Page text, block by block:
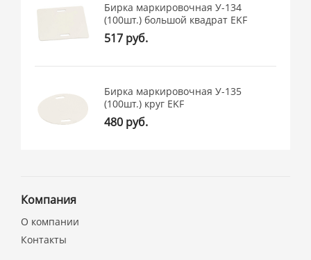
Бирка маркировочная У-134
(100шт.) большой квадрат EKF
517 руб.
Бирка маркировочная У-135
(100шт.) круг EKF
480 руб.
Компания
О компании
Контакты